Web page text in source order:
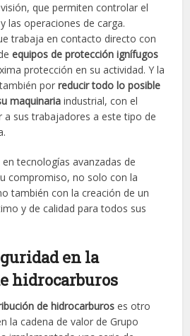
que permiten controlar el
las operaciones de carga.
trabaja en contacto directo con
equipos de protección ignífugos
protección en su actividad. Y la
porreducir todo lo posible
maquinaria industrial, con el
sus trabajadores a este tipo de
tecnologías avanzadas de
compromiso, no solo con la
también con la creación de un
y de calidad para todos sus
en la
hidrocarburos
de hidrocarburos es otro
la cadena de valor de Grupo